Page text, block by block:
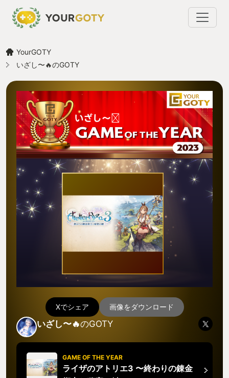
YourGOTY
いざし〜🔥のGOTY
Xでシェア 画像をダウンロード
いざし〜🔥のGOTY
GAME OF THE YEAR
ライザのアトリエ3 〜終わりの錬金